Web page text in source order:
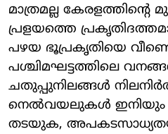
മാത്രമല്ല കേരളത്തിന്റെ
പ്രളയത്തെ
പഴയ ഭൂപ്രകൃതിയെ
പശ്ചിമഘട്ടത്തിലെ
ചതുപ്പുനിലങ്ങൾ
നെൽവയലുകൾ ഇനിയും
തടയുക,